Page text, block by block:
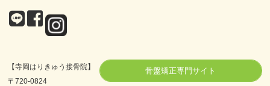
【寺岡はりきゅう接骨院】
〒720-0824
骨盤矯正専門サイト